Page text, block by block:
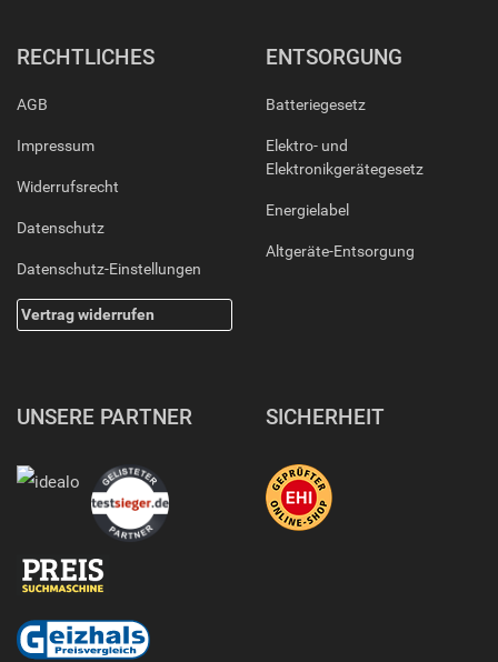
RECHTLICHES
AGB
Impressum
Widerrufsrecht
Datenschutz
Datenschutz-Einstellungen
Vertrag widerrufen
ENTSORGUNG
Batteriegesetz
Elektro- und
Elektronikgerätegesetz
Energielabel
Altgeräte-Entsorgung
UNSERE PARTNER SICHERHEIT